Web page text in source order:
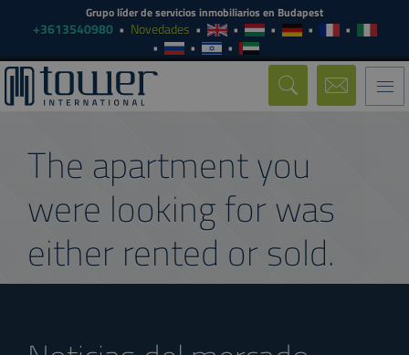
Grupo líder de servicios inmobiliarios en Budapest
+3613540980 Novedades
The apartment you
were looking for was
either rented or sold.